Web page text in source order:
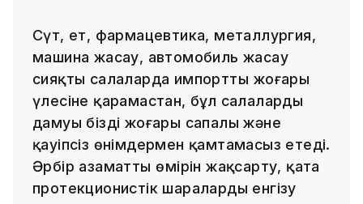
Сүт, ет, фармацевтика, металлургия,
машина жасау, автомобиль жасау
сияқты салаларда импорттың жоғары
үлесіне қарамастан, бұл салалардың
дамуы бізді жоғары сапалы және
қауіпсіз өнімдермен қамтамасыз етеді.
Әрбір азаматтың өмірін жақсарту, қатаң
протекционистік шараларды енгізу